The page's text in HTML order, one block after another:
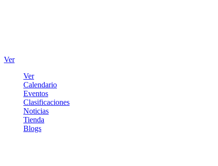
Ver
Ver
Calendario
Eventos
Clasificaciones
Noticias
Tienda
Blogs